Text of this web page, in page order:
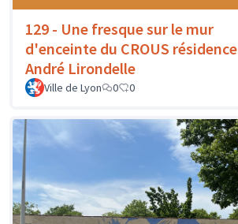
129 - Une fresque sur le mur
d'enceinte du CROUS résidence
André Lirondelle
Ville de Lyon 0 0